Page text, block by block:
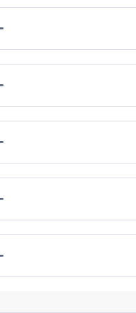
وتهيئة بيئة صحية
المصادر،
التنظيمية
وبيئة صحية تضمن
ضمان تقديم خدمات